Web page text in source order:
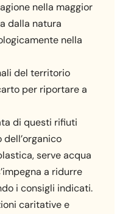
nella maggior
dalla natura
nella
del territorio
per riportare a
di questi rifiuti
serve acqua
a ridurre
i consigli indicati.
caritative e